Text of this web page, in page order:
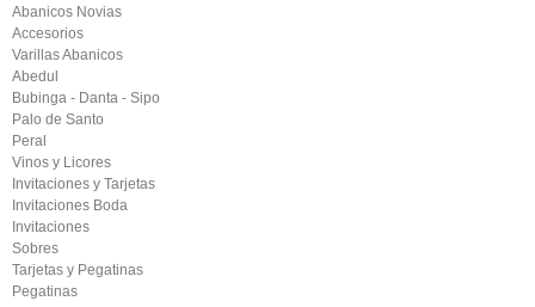
Abanicos Novias
Accesorios
Varillas Abanicos
Abedul
Bubinga - Danta - Sipo
Palo de Santo
Peral
Vinos y Licores
Invitaciones y Tarjetas
Invitaciones Boda
Invitaciones
Sobres
Tarjetas y Pegatinas
Pegatinas